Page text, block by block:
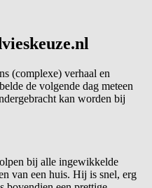
(complexe) verhaal en
de volgende dag meteen
kan worden bij
bij alle ingewikkelde
van een huis. Hij is snel, erg